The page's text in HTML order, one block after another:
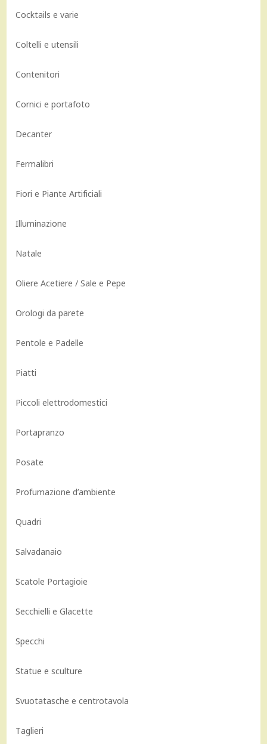
Cocktails e varie
Coltelli e utensili
Contenitori
Cornici e portafoto
Decanter
Fermalibri
Fiori e Piante Artificiali
Illuminazione
Natale
Oliere Acetiere / Sale e Pepe
Orologi da parete
Pentole e Padelle
Piatti
Piccoli elettrodomestici
Portapranzo
Posate
Profumazione d’ambiente
Quadri
Salvadanaio
Scatole Portagioie
Secchielli e Glacette
Specchi
Statue e sculture
Svuotatasche e centrotavola
Taglieri